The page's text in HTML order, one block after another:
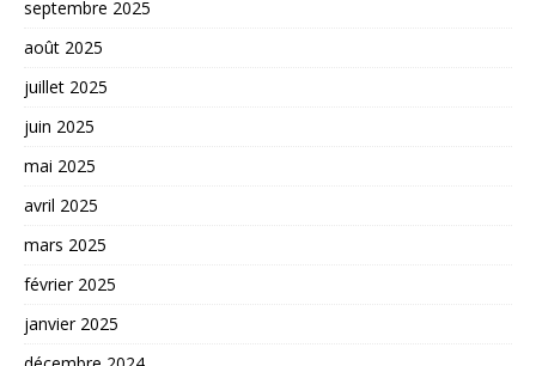
septembre 2025
août 2025
juillet 2025
juin 2025
mai 2025
avril 2025
mars 2025
février 2025
janvier 2025